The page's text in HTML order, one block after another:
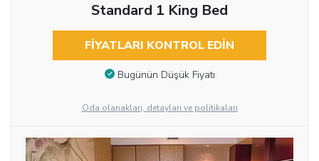
Standard 1 King Bed
FIYATLARI KONTROL EDIN
Bugünün Düşük Fiyatı
Oda olanakları, detayları ve politikaları